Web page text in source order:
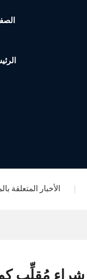
الأخبار المتعلقة
مُقلِّب